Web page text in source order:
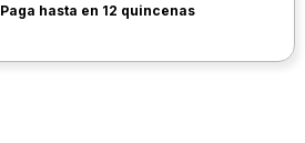
Paga hasta en 12 quincenas